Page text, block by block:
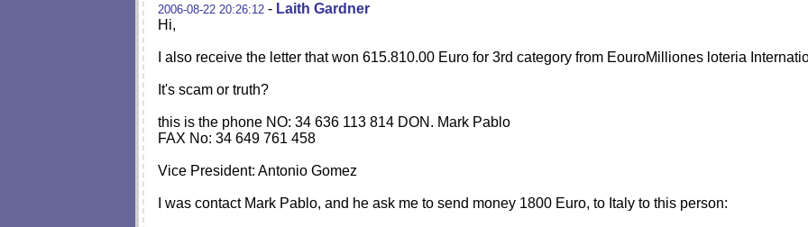
2006-08-22 20:26:12 - Laith Gardner
Hi,
I also receive the letter that won 615.810.00 Euro for 3rd category from EouroMilliones loteria
It's scam or truth?
this is the phone NO: 34 636 113 814 DON. Mark Pablo
FAX No: 34 649 761 458
Vice President: Antonio Gomez
I was contact Mark Pablo, and he ask me to send money 1800 Euro, to Italy to this person: